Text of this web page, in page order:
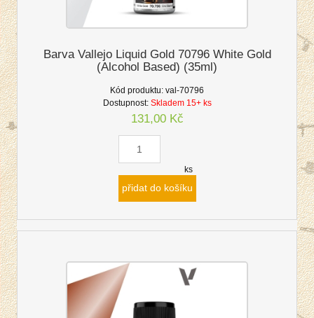
Barva Vallejo Liquid Gold 70796 White Gold
(Alcohol Based) (35ml)
Kód produktu: val-70796
Dostupnost: Skladem 15+ ks
131,00 Kč
ks
přidat do košíku